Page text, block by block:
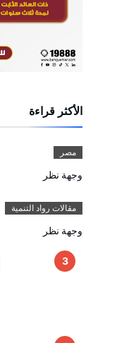
الأكثر قراءة
مصر
وجهة نظر
مقالات رواد التنمية
وجهة نظر